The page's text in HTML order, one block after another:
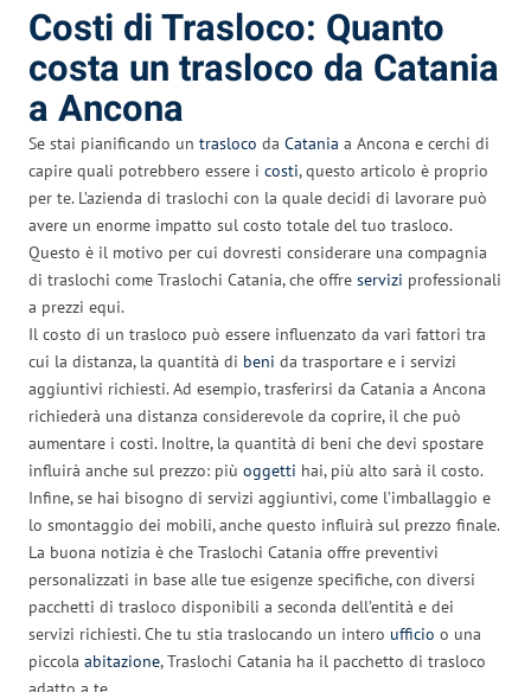
Costi di Trasloco: Quanto
costa un trasloco da Catania
a Ancona
Se stai pianificando un trasloco da Catania a Ancona e cerchi di
capire quali potrebbero essere i costi, questo articolo è proprio
per te. L’azienda di traslochi con la quale decidi di lavorare può
avere un enorme impatto sul costo totale del tuo trasloco.
Questo è il motivo per cui dovresti considerare una compagnia
di traslochi come Traslochi Catania, che offre servizi professionali
a prezzi equi.
Il costo di un trasloco può essere influenzato da vari fattori tra
cui la distanza, la quantità di beni da trasportare e i servizi
aggiuntivi richiesti. Ad esempio, trasferirsi da Catania a Ancona
richiederà una distanza considerevole da coprire, il che può
aumentare i costi. Inoltre, la quantità di beni che devi spostare
influirà anche sul prezzo: più oggetti hai, più alto sarà il costo.
Infine, se hai bisogno di servizi aggiuntivi, come l’imballaggio e
lo smontaggio dei mobili, anche questo influirà sul prezzo finale.
La buona notizia è che Traslochi Catania offre preventivi
personalizzati in base alle tue esigenze specifiche, con diversi
pacchetti di trasloco disponibili a seconda dell’entità e dei
servizi richiesti. Che tu stia traslocando un intero ufficio o una
piccola abitazione, Traslochi Catania ha il pacchetto di trasloco